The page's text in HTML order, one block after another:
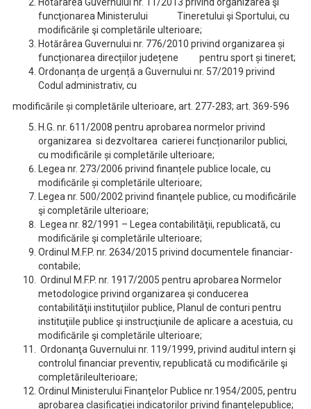
funcţionarea Ministerului Tineretului şi Sportului, cu
modificările şi completările ulterioare;
Hotărârea Guvernului nr. 776/2010 privind organizarea și
funcționarea direcțiilor județene pentru sport și tineret;
Ordonanța de urgență a Guvernului nr. 57/2019 privind
Codul administrativ, cu
modificările și completările ulterioare, art. 277-283; art. 369-596
H.G. nr. 611/2008 pentru aprobarea normelor privind
organizarea si dezvoltarea carierei funcționarilor publici,
cu modificările și completările ulterioare;
Legea nr. 273/2006 privind finanțele publice locale, cu
modificările și completările ulterioare;
Legea nr. 500/2002 privind finanţele publice, cu modificările
şi completările ulterioare;
Legea nr. 82/1991 – Legea contabilităţii, republicată, cu
modificările şi completările ulterioare;
Ordinul M.F.P. nr. 2634/2015 privind documentele financiar-
contabile;
Ordinul M.F.P. nr. 1917/2005 pentru aprobarea Normelor
metodologice privind organizarea şi conducerea
contabilităţii instituţiilor publice, Planul de conturi pentru
instituţiile publice şi instrucţiunile de aplicare a acestuia, cu
modificările şi completările ulterioare;
Ordonanţa Guvernului nr. 119/1999, privind auditul intern şi
controlul financiar preventiv, republicată cu modificările şi
completărileulterioare;
Ordinul Ministerului Finanţelor Publice nr.1954/2005, pentru
aprobarea clasificaţiei indicatorilor privind finanţelepublice;